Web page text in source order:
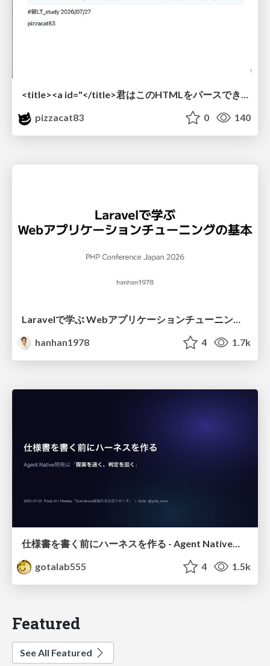
<title><a id="</title>君はこのHTMLをパースできるか"></a></title> #雑LT_study
pizzacat83
0 140
hanhan1978
4 1.7k
仕様書を書く前にハーネスを作る - Agent Native開発は「探索を速く、判定を固く」
gotalab555
4 1.5k
Featured
See All Featured